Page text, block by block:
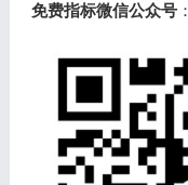
免费指标微信公众号：